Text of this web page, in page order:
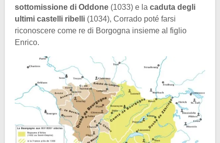
sottomissione di Oddone (1033) e la caduta degli
ultimi castelli ribelli (1034), Corrado poté farsi
riconoscere come re di Borgogna insieme al figlio
Enrico.